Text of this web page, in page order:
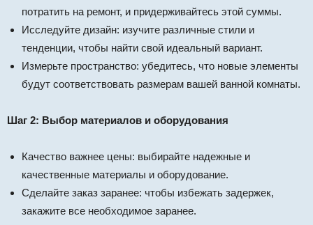
потратить на ремонт, и придерживайтесь этой суммы.
Исследуйте дизайн: изучите различные стили и
тенденции, чтобы найти свой идеальный вариант.
Измерьте пространство: убедитесь, что новые элементы
будут соответствовать размерам вашей ванной комнаты.
Шаг 2: Выбор материалов и оборудования
Качество важнее цены: выбирайте надежные и
качественные материалы и оборудование.
Сделайте заказ заранее: чтобы избежать задержек,
закажите все необходимое заранее.